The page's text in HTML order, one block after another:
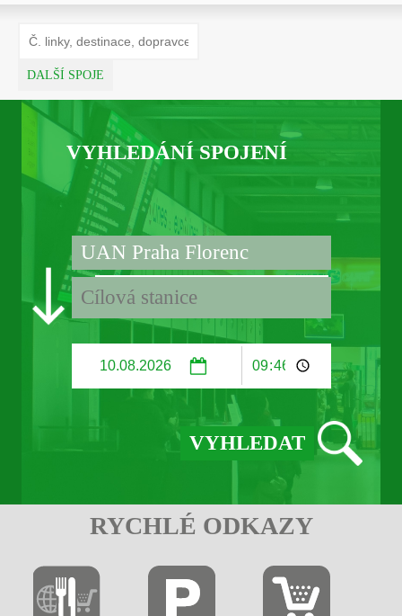
DALŠÍ SPOJE
VYHLEDÁNÍ SPOJENÍ
RYCHLÉ ODKAZY